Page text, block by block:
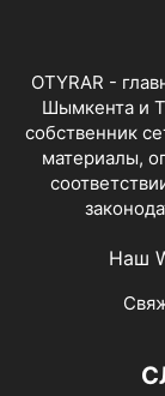
OTYRAR -
Шымкента и
собственник
материалы,
Наш